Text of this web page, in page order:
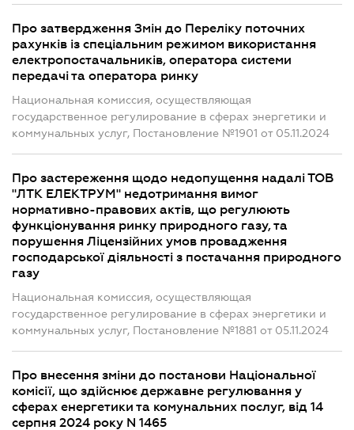
Про затвердження Змін до Переліку поточних
рахунків із спеціальним режимом використання
електропостачальників, оператора системи
передачі та оператора ринку
Национальная комиссия, осуществляющая
государственное регулирование в сферах энергетики и
коммунальных услуг, Постановление №1901 от 05.11.2024
Про застереження щодо недопущення надалі ТОВ
"ЛТК ЕЛЕКТРУМ" недотримання вимог
нормативно-правових актів, що регулюють
функціонування ринку природного газу, та
порушення Ліцензійних умов провадження
господарської діяльності з постачання природного
газу
Национальная комиссия, осуществляющая
государственное регулирование в сферах энергетики и
коммунальных услуг, Постановление №1881 от 05.11.2024
Про внесення зміни до постанови Національної
комісії, що здійснює державне регулювання у
сферах енергетики та комунальних послуг, від 14
серпня 2024 року N 1465